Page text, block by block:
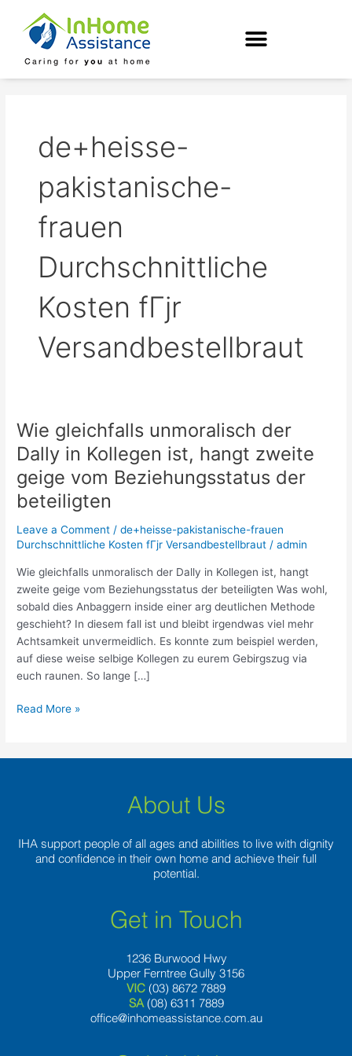
content
de+heisse-
pakistanische-
frauen
Durchschnittliche
Kosten fГјr
Versandbestellbraut
Wie gleichfalls unmoralisch der
Dally in Kollegen ist, hangt zweite
geige vom Beziehungsstatus der
beteiligten
Leave a Comment /de+heisse-pakistanische-frauen
Durchschnittliche Kosten fГјr Versandbestellbraut /admin
Wie gleichfalls unmoralisch der Dally in Kollegen ist, hangt
zweite geige vom Beziehungsstatus der beteiligten Was wohl,
sobald dies Anbaggern inside einer arg deutlichen Methode
geschieht? In diesem fall ist und bleibt irgendwas viel mehr
Achtsamkeit unvermeidlich. Es konnte zum beispiel werden,
auf diese weise selbige Kollegen zu eurem Gebirgszug via
euch raunen. So lange […]
Wie
gleichfalls
unmoralisch
der
Dally
Kollegen
ist,
hangt
zweite
Beziehungsstatus
der
Read More »
About Us
IHA support people of all ages and abilities to live with dignity
and confidence in their own home and achieve their full
potential.
Get in Touch
1236 Burwood Hwy
Upper Ferntree Gully 3156
VIC (03) 8672 7889
SA (08) 6311 7889
office@inhomeassistance.com.au